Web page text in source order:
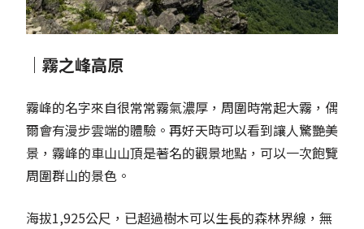
｜霧之峰高原
霧峰的名字來自很常常霧氣濃厚，周圍時常起大霧，偶
爾會有漫步雲端的體驗。再好天時可以看到讓人驚艷美
景，霧峰的車山山頂是著名的觀景地點，可以一次飽覽
周圍群山的景色。
海拔1,925公尺，已超過樹木可以生長的森林界線，無